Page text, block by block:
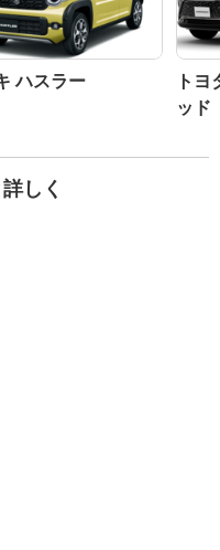
ハスラー
ト
ッド
しく